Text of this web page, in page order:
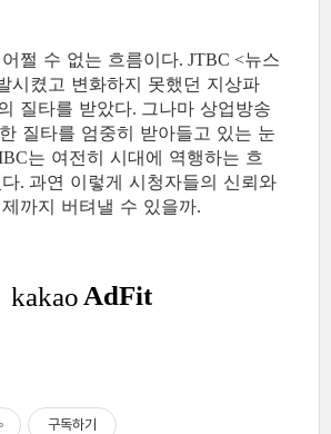
쩔 수 없는 흐름이다. JTBC <뉴스
시켰고 변화하지 못했던 지상파
질타를 받았다. 그나마 상업방송
질타를 엄중히 받아들고 있는 눈
는 여전히 시대에 역행하는 흐
. 과연 이렇게 시청자들의 신뢰와
까지 버텨낼 수 있을까.
구독하기